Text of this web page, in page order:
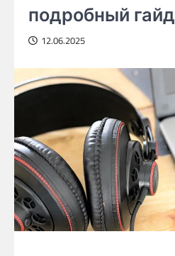
подробный гайд
12.06.2025